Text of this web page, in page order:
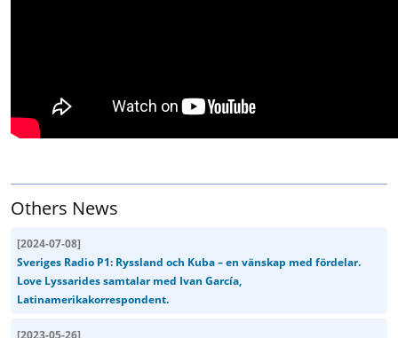
Others News
[2024-07-08]
Sveriges Radio P1: Ryssland och Kuba – en vänskap med fördelar.
Love Lyssarides samtalar med Ivan García,
Latinamerikakorrespondent.
[2023-05-26]